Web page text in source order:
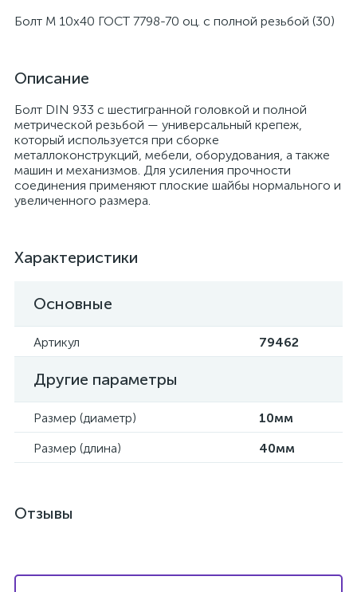
Болт М 10х40 ГОСТ 7798-70 оц. с полной резьбой (30)
Описание
Болт DIN 933 с шестигранной головкой и полной
метрической резьбой — универсальный крепеж,
который используется при сборке
металлоконструкций, мебели, оборудования, а также
машин и механизмов. Для усиления прочности
соединения применяют плоские шайбы нормального и
увеличенного размера.
Характеристики
Основные
Артикул 79462
Другие параметры
Размер (диаметр)
10мм
Размер (длина)
40мм
Отзывы